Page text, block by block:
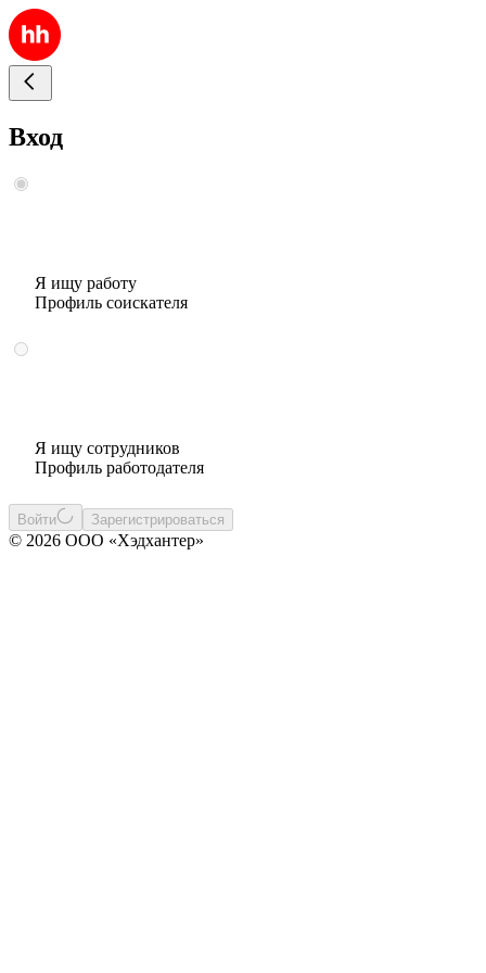
Вход
Я ищу работу
Профиль соискателя
Я ищу сотрудников
Профиль работодателя
Войти Зарегистрироваться
© 2026 ООО «Хэдхантер»